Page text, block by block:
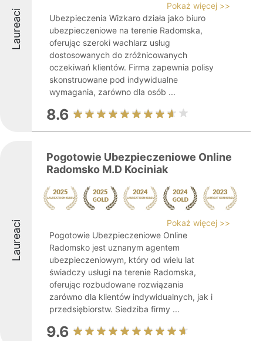
Laureaci
Pokaż więcej >>
Ubezpieczenia Wizkaro działa jako biuro
ubezpieczeniowe na terenie Radomska,
oferując szeroki wachlarz usług
dostosowanych do zróżnicowanych
oczekiwań klientów. Firma zapewnia polisy
skonstruowane pod indywidualne
wymagania, zarówno dla osób ...
8.6
Laureaci
Pogotowie Ubezpieczeniowe Online
Radomsko M.D Kociniak
Pokaż więcej >>
Pogotowie Ubezpieczeniowe Online
Radomsko jest uznanym agentem
ubezpieczeniowym, który od wielu lat
świadczy usługi na terenie Radomska,
oferując rozbudowane rozwiązania
zarówno dla klientów indywidualnych, jak i
przedsiębiorstw. Siedziba firmy ...
9.6